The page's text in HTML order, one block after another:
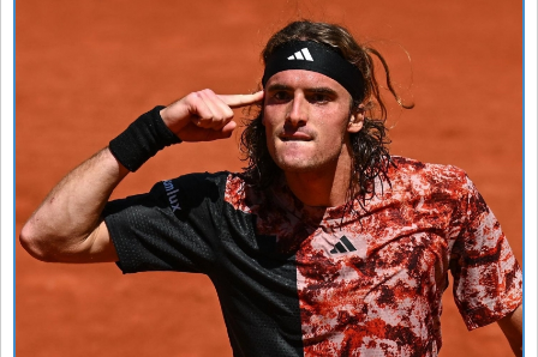
КЛУБОВЕ
БЛОГ
ВИДЕО
ЖЪЛТО
Спорт&Фитнес
Други
Любители